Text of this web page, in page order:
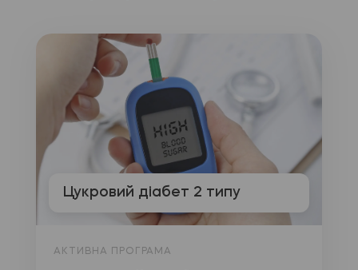
Цукровий діабет 2 типу
АКТИВНА ПРОГРАМА